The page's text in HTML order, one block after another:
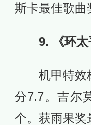
斯卡最佳歌曲
9. 《环太
机甲特效
分7.7。吉尔
个。获雨果奖